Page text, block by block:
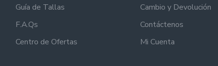
Guía de Tallas
F.A.Qs
Centro de Ofertas
Cambio y Devolución
Contáctenos
Mi Cuenta